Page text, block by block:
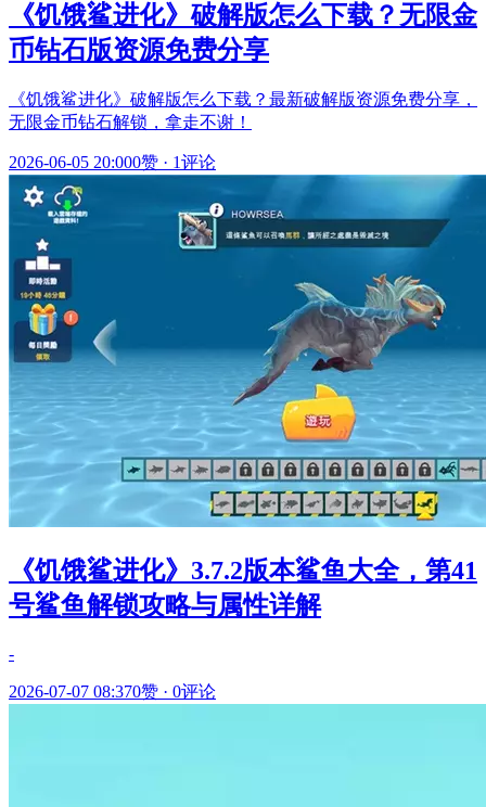
《饥饿鲨进化》破解版怎么下载？无限金
币钻石版资源免费分享
《饥饿鲨进化》破解版怎么下载？最新破解版资源免费分享，
无限金币钻石解锁，拿走不谢！
2026-06-05 20:000赞 · 1评论
《饥饿鲨进化》3.7.2版本鲨鱼大全，第41
号鲨鱼解锁攻略与属性详解
-
2026-07-07 08:370赞 · 0评论